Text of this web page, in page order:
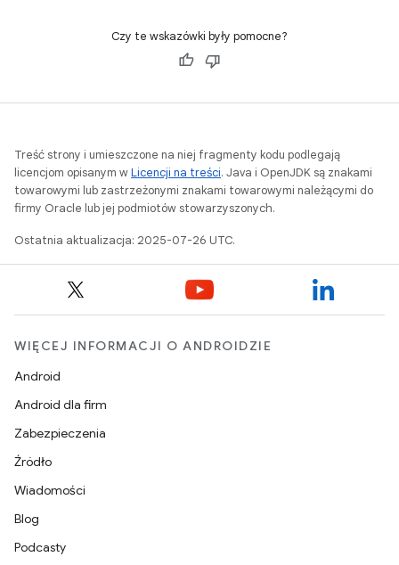
Czy te wskazówki były pomocne?
Treść strony i umieszczone na niej fragmenty kodu podlegają
licencjom opisanym wLicencji na treści. Java i OpenJDK są znakami
towarowymi lub zastrzeżonymi znakami towarowymi należącymi do
firmy Oracle lub jej podmiotów stowarzyszonych.
Ostatnia aktualizacja: 2025-07-26 UTC.
WIĘCEJ INFORMACJI O ANDROIDZIE
Android
Android dla firm
Zabezpieczenia
Źródło
Wiadomości
Blog
Podcasty